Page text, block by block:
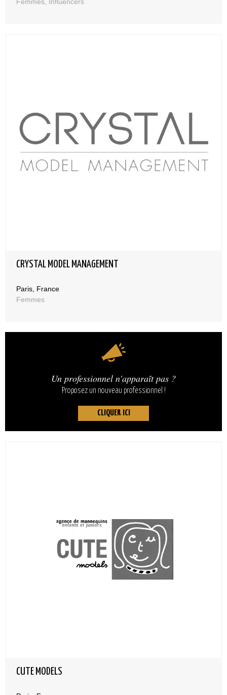
CRYSTAL MODEL MANAGEMENT
Paris, France
Femmes
Un professionnel n'apparaît pas ?
Proposez un nouveau professionnel !
CLIQUER ICI
CUTE MODELS